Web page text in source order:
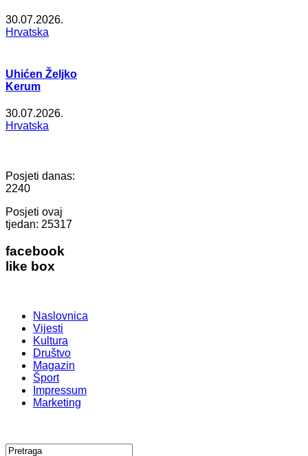
30.07.2026.
Hrvatska
Uhićen Željko
Kerum
30.07.2026.
Hrvatska
Posjeti danas:
2240
Posjeti ovaj
tjedan: 25317
facebook
like box
Naslovnica
Vijesti
Kultura
Društvo
Magazin
Šport
Impressum
Marketing